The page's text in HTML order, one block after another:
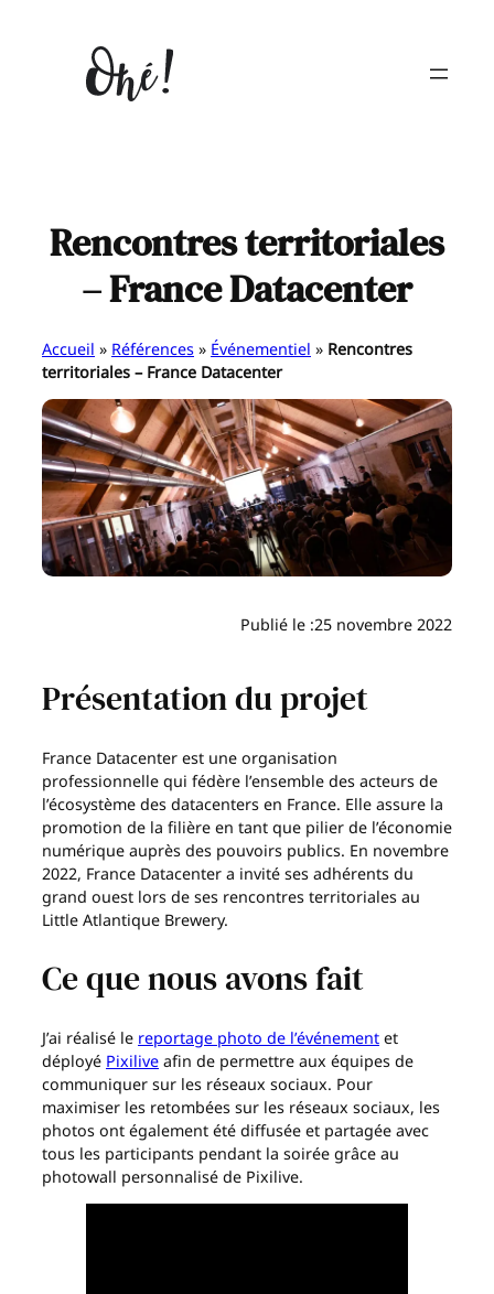
Rencontres territoriales
– France Datacenter
Accueil » Références » Événementiel » Rencontres
territoriales – France Datacenter
Publié le :25 novembre 2022
Présentation du projet
France Datacenter est une organisation
professionnelle qui fédère l’ensemble des acteurs de
l’écosystème des datacenters en France. Elle assure la
promotion de la filière en tant que pilier de l’économie
numérique auprès des pouvoirs publics. En novembre
2022, France Datacenter a invité ses adhérents du
grand ouest lors de ses rencontres territoriales au
Little Atlantique Brewery.
Ce que nous avons fait
J’ai réalisé le reportage photo de l’événement et
déployé Pixilive afin de permettre aux équipes de
communiquer sur les réseaux sociaux. Pour
maximiser les retombées sur les réseaux sociaux, les
photos ont également été diffusée et partagée avec
tous les participants pendant la soirée grâce au
photowall personnalisé de Pixilive.